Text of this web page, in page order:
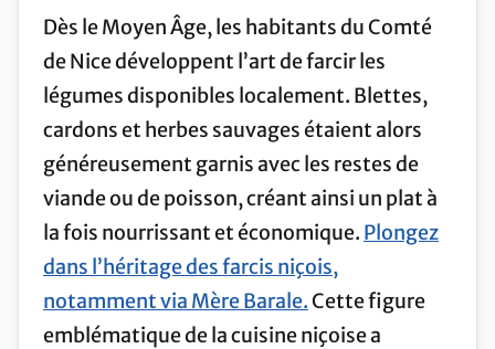
Dès le Moyen Âge, les habitants du Comté
de Nice développent l’art de farcir les
légumes disponibles localement. Blettes,
cardons et herbes sauvages étaient alors
généreusement garnis avec les restes de
viande ou de poisson, créant ainsi un plat à
la fois nourrissant et économique. Plongez
dans l’héritage des farcis niçois,
notamment via Mère Barale.Cette figure
emblématique de la cuisine niçoise a